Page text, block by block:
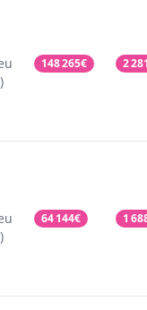
148 265€ 2
64 144€ 1